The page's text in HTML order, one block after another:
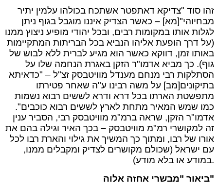
זהו סוד "צדיקא דאתפטר אשתכח בכולהו עלמין יתיר
מבחיוהי"[מא] – כאשר הצדיק איננו מוגבל בגוף ניתן
לגלות אותו במקומות רבים, ובכל יהודי מופיע ניצוץ ממנו
(על דרך הופעת אליהו הנביא בכל הבריתות המתקיימות
באותו זמן, דווקא כאשר הוא מגיע לברית ללא לבוש של
גוף). כך מביא אדמו"ר הזקן באגרת הנחמה שלו על
הסתלקות רבי מנחם מענדל מוויטבסק זצ"ל – "כדאיתא
בתיקונים[מב] על משה רבינו ע"ה שאחר פטירתו
מתפשטת הארתו בכל דרא ודרא לששים רבוא נשמות
כמו שמש המאיר מתחת לארץ לששים רבוא כוכבים".
אדמו"ר הזקן, שראה ברמ"מ מוויטבסק רבי, הסביר ענין
זה למקושרי רמ"מ מוויטבסק – בכך האיר וגילה בהם את
אורו של רבו, ומתוך כך המשיך את גילוי והארת רבו לכל
עם ישראל (שכולם מקושרים לצדיק ומקבלים ממנו,
במודע או בלא מודע).
ביאור "מבשרי אחזה אלוה"